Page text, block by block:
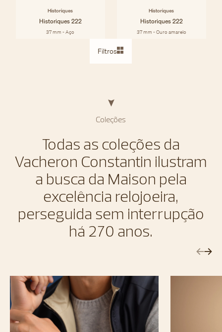
Filtros
Historiques
Historiques 222
37 mm - Aço
Historiques
Historiques 222
37 mm - Ouro amarelo
Coleções
Todas as coleções da
Vacheron Constantin ilustram
a busca da Maison pela
excelência relojoeira,
perseguida sem interrupção
há 270 anos.